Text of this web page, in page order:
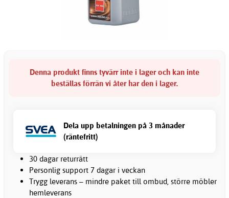
Denna produkt finns tyvärr inte i lager och kan inte
beställas förrän vi åter har den i lager.
Dela upp betalningen på 3 månader
(räntefritt)
30 dagar returrätt
Personlig support 7 dagar i veckan
Trygg leverans – mindre paket till ombud, större möbler
hemleverans